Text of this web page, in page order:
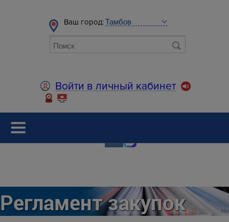
Ваш город:
Войти в личный кабинет
Регламент закупок